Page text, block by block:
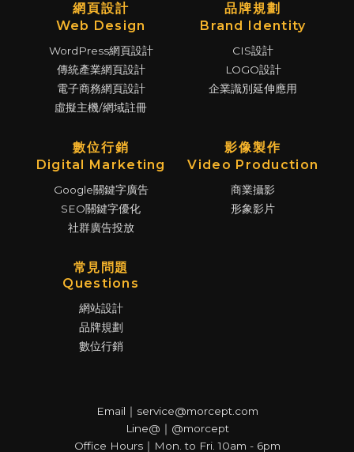
網頁設計
Web Design
WordPress網頁設計
傳統產業網頁設計
電子商務網頁設計
虛擬主機/網域註冊
品牌規劃
Brand Identity
CIS設計
LOGO設計
企業識別延伸應用
數位行銷
Digital Marketing
Google關鍵字廣告
SEO關鍵字優化
社群廣告投放
影像製作
Video Production
商業攝影
形象影片
常見問題
Questions
網站設計
品牌規劃
數位行銷
Email｜service@morcept.com
Line@｜@morcept
Office Hours｜Mon. to Fri. 10am - 6pm